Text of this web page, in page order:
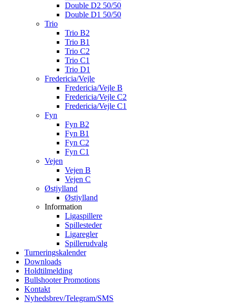
Double D2 50/50
Double D1 50/50
Trio
Trio B2
Trio B1
Trio C2
Trio C1
Trio D1
Fredericia/Vejle
Fredericia/Vejle B
Fredericia/Vejle C2
Fredericia/Vejle C1
Fyn
Fyn B2
Fyn B1
Fyn C2
Fyn C1
Vejen
Vejen B
Vejen C
Østjylland
Østjylland
Information
Ligaspillere
Spillesteder
Ligaregler
Spillerudvalg
Turneringskalender
Downloads
Holdtilmelding
Bullshooter Promotions
Kontakt
Nyhedsbrev/Telegram/SMS